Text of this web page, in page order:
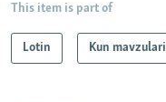
This item is part of
Lotin Kun mavzulari